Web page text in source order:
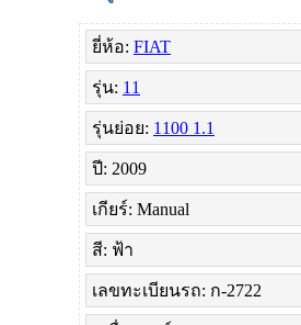
ยี่ห้อ: FIAT
รุ่น: 11
รุ่นย่อย: 1100 1.1
ปี: 2009
เกียร์: Manual
สี: ฟ้า
เลขทะเบียนรถ: ก-2722